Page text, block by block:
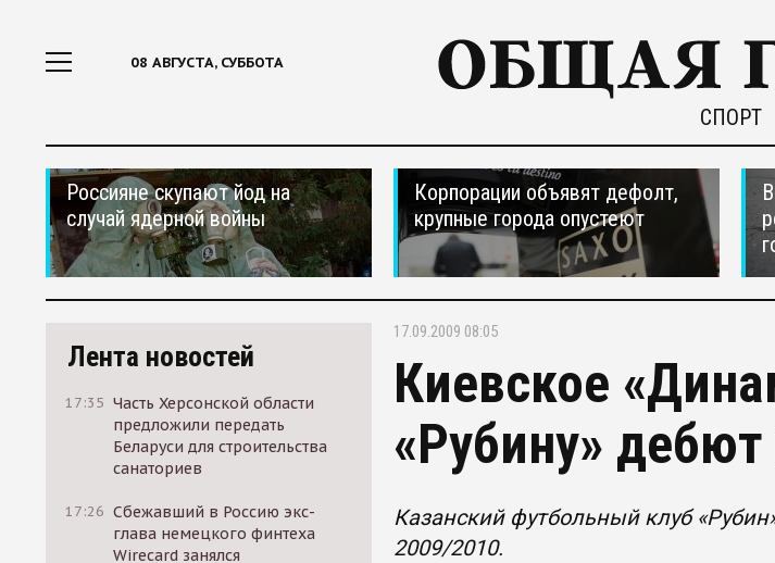
08 АВГУСТА, СУББОТА
СПОРТ
Россияне скупают йод на
случай ядерной войны
Корпорации объявят дефолт,
крупные города опустеют
Лента новостей
17:35 Часть Херсонской области
предложили передать
Беларуси для строительства
санаториев
17:26 Сбежавший в Россию экс-
глава немецкого финтеха
Wirecard занялся
17.09.2009 08:05
Киевское
«Рубину»
Казанский футбольный клуб
2009/2010.